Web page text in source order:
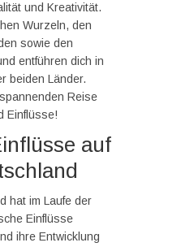
und Kreativität.
Wurzeln, den
sowie den
entführen dich in
beiden Länder.
Reise
Einflüsse!
auf
hat im Laufe der
Einflüsse
ihre Entwicklung